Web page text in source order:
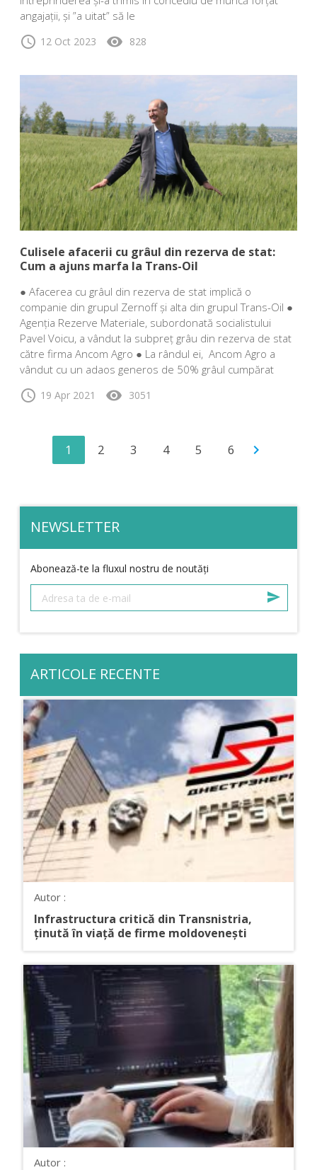
angajații, și ”a uitat” să le
schedule 12 Oct 2023 visibility 828
Culisele afacerii cu grâul din rezerva de stat:
Cum a ajuns marfa la Trans-Oil
● Afacerea cu grâul din rezerva de stat implică o
companie din grupul Zernoff și alta din grupul Trans-Oil ●
Agenția Rezerve Materiale, subordonată socialistului
Pavel Voicu, a vândut la subpreț grâu din rezerva de stat
către firma Ancom Agro ● La rândul ei, Ancom Agro a
vândut cu un adaos generos de 50% grâul cumpărat
schedule 19 Apr 2021 visibility 3051
1 2 3 4 5 6 chevron_right
NEWSLETTER
Abonează-te la fluxul nostru de noutăți
ARTICOLE RECENTE
Autor :
Infrastructura critică din Transnistria,
ținută în viață de firme moldovenești
Autor :